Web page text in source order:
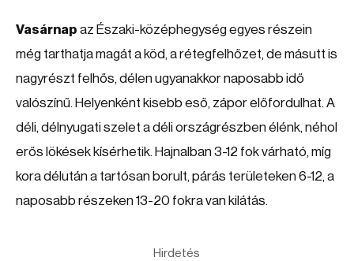
Vasárnap az Északi-középhegység egyes részein
még tarthatja magát a köd, a rétegfelhőzet, de másutt is
nagyrészt felhős, délen ugyanakkor naposabb idő
valószínű. Helyenként kisebb eső, zápor előfordulhat. A
déli, délnyugati szelet a déli országrészben élénk, néhol
erős lökések kísérhetik. Hajnalban 3-12 fok várható, míg
kora délután a tartósan borult, párás területeken 6-12, a
naposabb részeken 13-20 fokra van kilátás.
Hirdetés